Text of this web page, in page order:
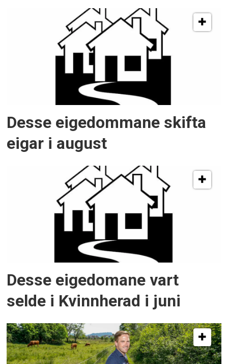
Desse eigedommane skifta
eigar i august
Desse eigedomane vart
selde i Kvinnherad i juni